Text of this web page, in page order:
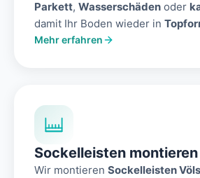
Parkett, Wasserschäden oder
damit Ihr Boden wieder in
Mehr erfahren
Sockelleisten montieren
Wir montieren Sockelleisten Völs